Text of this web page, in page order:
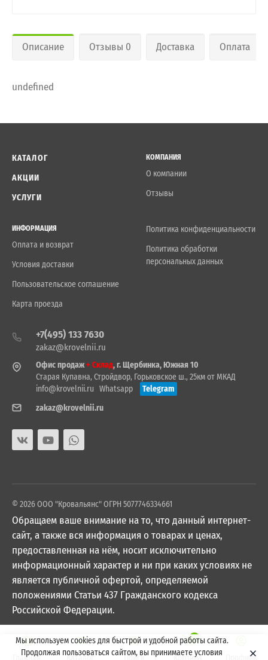
Описание Отзывы 0 Доставка Оплата
undefined
КАТАЛОГ
АКЦИИ
УСЛУГИ
КОМПАНИЯ
О компании
Отзывы
ИНФОРМАЦИЯ
Оплата и возврат
Условия доставки
Пользовательское соглашение
Карта проезда
Политика конфиденциальности
Политика обработки
персональных данных
+7(495) 133 7630
zakaz@krovelnii.ru
Офис продаж+ Склад, г. Щербинка, Южная 10
Старая Купавна, Стройдвор, Горьковское ш., 25км от МКАД
info@krovelnii.ru Whatsapp
Telegram
zakaz@krovelnii.ru
© 2026 ООО "Кровальянс" ОГРН 5077746334661
Обращаем ваше внимание на то, что данный интернет-
сайт, а также вся информация о товарах и ценах,
предоставленная на нём, носит исключительно
информационный характер и ни при каких условиях не
является публичной офертой, определяемой
положениями Статьи 437 Гражданского кодекса
Российской Федерации.
Мы используем cookies для быстрой и удобной работы сайта.
Продолжая пользоваться сайтом, вы принимаете условия
Главная Каталог Поиск
0
Корзина Профиль